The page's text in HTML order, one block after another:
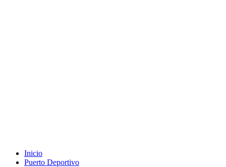
Inicio
Puerto Deportivo